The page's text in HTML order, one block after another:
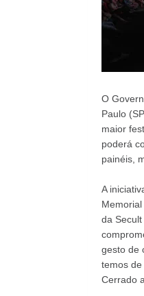
O
Paulo
maior
poderá
painéis,
A
da
gesto de
temos
Cerrado